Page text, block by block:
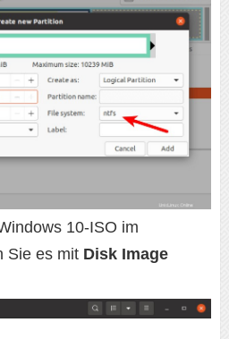
10-ISO im
Sie es mit Disk Image